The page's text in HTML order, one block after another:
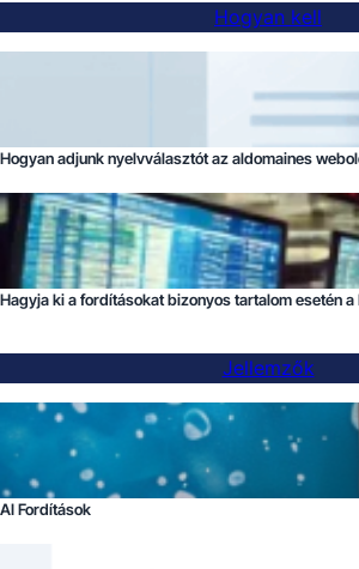
Hogyan kell
Hogyan adjunk nyelvválasztót az aldomaines
Hagyja ki a fordításokat bizonyos tartalom esetén a
Jellemzők
AI Fordítások